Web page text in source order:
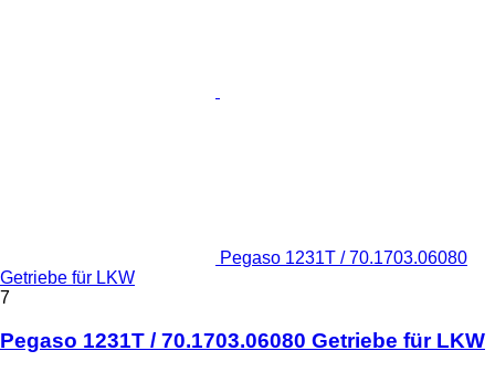
Pegaso 1231T / 70.1703.06080
Getriebe für LKW
7
Pegaso 1231T / 70.1703.06080 Getriebe für LKW